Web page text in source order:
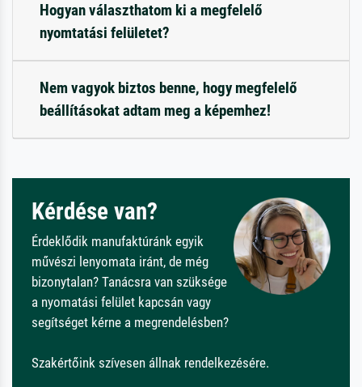
Hogyan választhatom ki a megfelelő
nyomtatási felületet?
Nem vagyok biztos benne, hogy megfelelő
beállításokat adtam meg a képemhez!
Kérdése van?
Érdeklődik manufaktúránk egyik
művészi lenyomata iránt, de még
bizonytalan? Tanácsra van szüksége
a nyomatási felület kapcsán vagy
segítséget kérne a megrendelésben?
Szakértőink szívesen állnak rendelkezésére.